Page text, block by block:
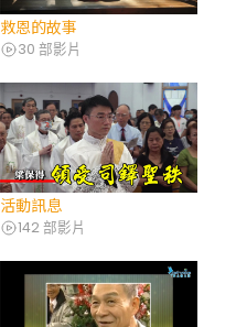
救恩的故事
30 部影片
活動訊息
142 部影片